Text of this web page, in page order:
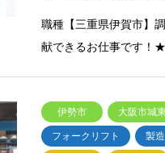
職種【三重県伊賀市】
献できるお仕事です！
伊勢市 大阪市城
フォークリフト 製